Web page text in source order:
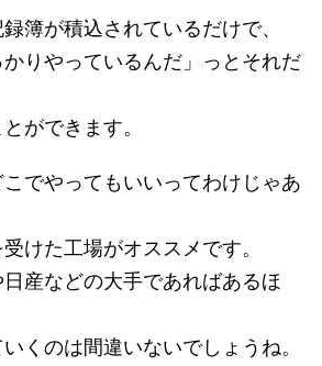
簿が積込されているだけで、
かりやっているんだ」っとそれだ
ができます。
でやってもいいってわけじゃあ
けた工場がオススメです。
産などの大手であればあるほ
くのは間違いないでしょうね。